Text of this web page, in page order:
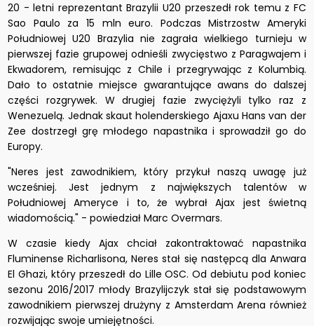
20 - letni reprezentant Brazylii U20 przeszedł rok temu z FC
Sao Paulo za 15 mln euro. Podczas Mistrzostw Ameryki
Południowej U20 Brazylia nie zagrała wielkiego turnieju w
pierwszej fazie grupowej odnieśli zwycięstwo z Paragwajem i
Ekwadorem, remisując z Chile i przegrywając z Kolumbią.
Dało to ostatnie miejsce gwarantujące awans do dalszej
części rozgrywek. W drugiej fazie zwyciężyli tylko raz z
Wenezuelą. Jednak skaut holenderskiego Ajaxu Hans van der
Zee dostrzegł grę młodego napastnika i sprowadził go do
Europy.
"Neres jest zawodnikiem, który przykuł naszą uwagę już
wcześniej. Jest jednym z największych talentów w
Południowej Ameryce i to, że wybrał Ajax jest świetną
wiadomością." - powiedział Marc Overmars.
W czasie kiedy Ajax chciał zakontraktować napastnika
Fluminense Richarlisona, Neres stał się następcą dla Anwara
El Ghazi, który przeszedł do Lille OSC. Od debiutu pod koniec
sezonu 2016/2017 młody Brazylijczyk stał się podstawowym
zawodnikiem pierwszej drużyny z Amsterdam Arena również
rozwijając swoje umiejętności.